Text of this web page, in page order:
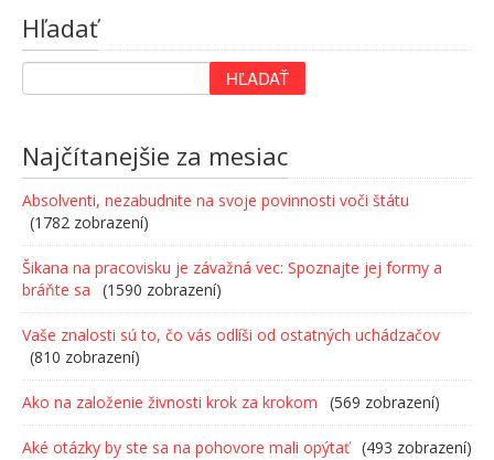
Hľadať
Najčítanejšie za mesiac
Absolventi, nezabudnite na svoje povinnosti voči štátu
(1782 zobrazení)
Šikana na pracovisku je závažná vec: Spoznajte jej formy a
bráňte sa
(1590 zobrazení)
Vaše znalosti sú to, čo vás odlíši od ostatných uchádzačov
(810 zobrazení)
Ako na založenie živnosti krok za krokom (569 zobrazení)
Aké otázky by ste sa na pohovore mali opýtať (493 zobrazení)